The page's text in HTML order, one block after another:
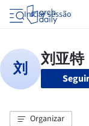
Iniciar sessão
Seguir
Organizar